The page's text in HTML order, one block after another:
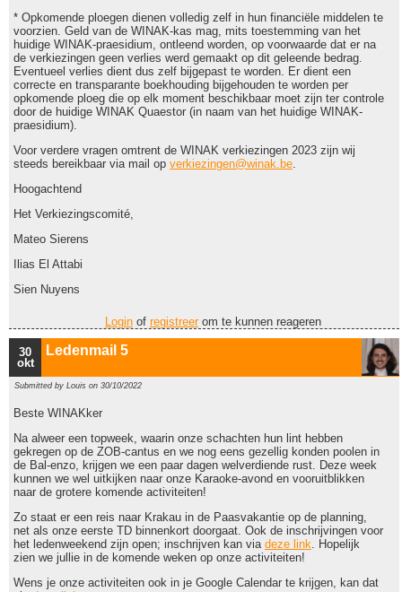
* Opkomende ploegen dienen volledig zelf in hun financiële middelen te
voorzien. Geld van de WINAK-kas mag, mits toestemming van het
huidige WINAK-praesidium, ontleend worden, op voorwaarde dat er na
de verkiezingen geen verlies werd gemaakt op dit geleende bedrag.
Eventueel verlies dient dus zelf bijgepast te worden. Er dient een
correcte en transparante boekhouding bijgehouden te worden per
opkomende ploeg die op elk moment beschikbaar moet zijn ter controle
door de huidige WINAK Quaestor (in naam van het huidige WINAK-
praesidium).
Voor verdere vragen omtrent de WINAK verkiezingen 2023 zijn wij
steeds bereikbaar via mail op verkiezingen@winak.be.
Hoogachtend
Het Verkiezingscomité,
Mateo Sierens
Ilias El Attabi
Sien Nuyens
Login of registreerom te kunnen reageren
30
okt
Ledenmail 5
Submitted by Louis on 30/10/2022
Beste WINAKker
Na alweer een topweek, waarin onze schachten hun lint hebben
gekregen op de ZOB-cantus en we nog eens gezellig konden poolen in
de Bal-enzo, krijgen we een paar dagen welverdiende rust. Deze week
kunnen we wel uitkijken naar onze Karaoke-avond en vooruitblikken
naar de grotere komende activiteiten!
Zo staat er een reis naar Krakau in de Paasvakantie op de planning,
net als onze eerste TD binnenkort doorgaat. Ook de inschrijvingen voor
het ledenweekend zijn open; inschrijven kan via deze link. Hopelijk
zien we jullie in de komende weken op onze activiteiten!
Wens je onze activiteiten ook in je Google Calendar te krijgen, kan dat